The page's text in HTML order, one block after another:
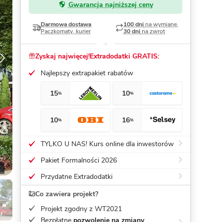
Dom pasywny - co to znaczy
Gwarancja najniższej ceny
Darmowa dostawa
Paczkomaty, kurier
100 dni na wymianę,
30 dni na zwrot
Zyskaj najwięcej!Extradodatki GRATIS:
Najlepszy extrapakiet rabatów
15% 10%
10% 16%
TYLKO U NAS! Kurs online dla inwestorów
Pakiet Formalności 2026
Przydatne Extradodatki
Co zawiera projekt?
Projekt zgodny z WT2021